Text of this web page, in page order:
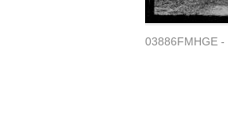
03886FMHGE -